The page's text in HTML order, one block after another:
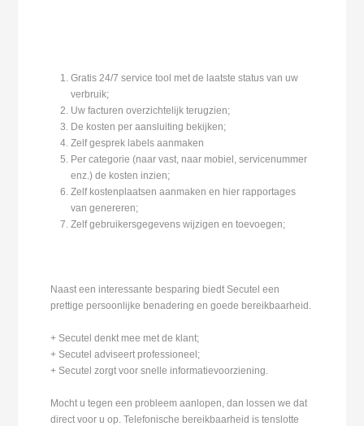
Gratis 24/7 service tool met de laatste status van uw
verbruik;
Uw facturen overzichtelijk terugzien;
De kosten per aansluiting bekijken;
Zelf gesprek labels aanmaken
Per categorie (naar vast, naar mobiel, servicenummer
enz.) de kosten inzien;
Zelf kostenplaatsen aanmaken en hier rapportages
van genereren;
Zelf gebruikersgegevens wijzigen en toevoegen;
Naast een interessante besparing biedt Secutel een
prettige persoonlijke benadering en goede bereikbaarheid.
+ Secutel denkt mee met de klant;
+ Secutel adviseert professioneel;
+ Secutel zorgt voor snelle informatievoorziening.
Mocht u tegen een probleem aanlopen, dan lossen we dat
direct voor u op. Telefonische bereikbaarheid is tenslotte